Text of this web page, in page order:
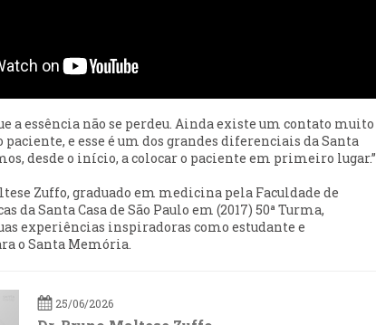
a essência não se perdeu. Ainda existe um contato muito
e esse é um dos grandes diferenciais da Santa
desde o início, a colocar o paciente em primeiro lugar.”
Zuffo, graduado em medicina pela Faculdade de
da Santa Casa de São Paulo em (2017) 50ª Turma,
experiências inspiradoras como estudante e
o Santa Memória.
25/06/2026